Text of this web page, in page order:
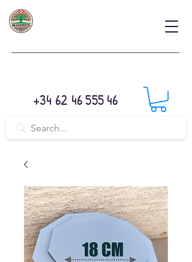
+34 62 46 555 46